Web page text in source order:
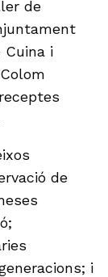
de
Cuina i
de
i